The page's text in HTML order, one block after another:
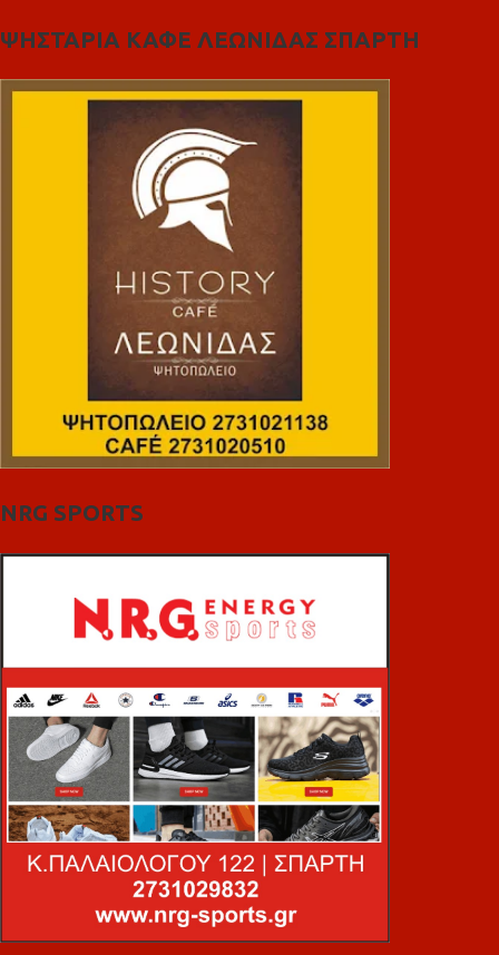
ΨΗΣΤΑΡΙΑ ΚΑΦΕ ΛΕΩΝΙΔΑΣ ΣΠΑΡΤΗ
NRG SPORTS